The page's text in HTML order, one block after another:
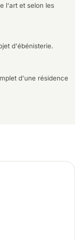
l'art et selon les
d'ébénisterie.
d'une résidence